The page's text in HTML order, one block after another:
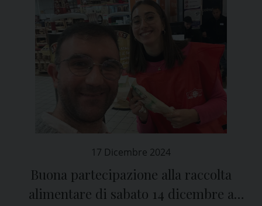
17 Dicembre 2024
Buona partecipazione alla raccolta
alimentare di sabato 14 dicembre a